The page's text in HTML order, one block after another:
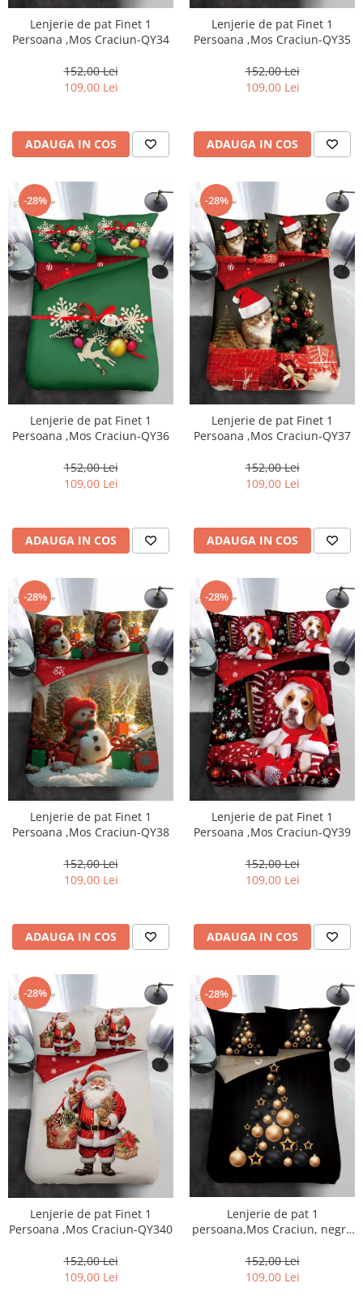
Lenjerie de pat Finet 1
Persoana ,Mos Craciun-QY34
152,00 Lei
109,00 Lei
ADAUGA IN COS
Lenjerie de pat Finet 1
Persoana ,Mos Craciun-QY35
152,00 Lei
109,00 Lei
ADAUGA IN COS
-28%
Lenjerie de pat Finet 1
Persoana ,Mos Craciun-QY36
152,00 Lei
109,00 Lei
ADAUGA IN COS
-28%
Lenjerie de pat Finet 1
Persoana ,Mos Craciun-QY37
152,00 Lei
109,00 Lei
ADAUGA IN COS
-28%
Lenjerie de pat Finet 1
Persoana ,Mos Craciun-QY38
152,00 Lei
109,00 Lei
ADAUGA IN COS
-28%
Lenjerie de pat Finet 1
Persoana ,Mos Craciun-QY39
152,00 Lei
109,00 Lei
ADAUGA IN COS
-28%
Lenjerie de pat Finet 1
Persoana ,Mos Craciun-QY340
152,00 Lei
109,00 Lei
-28%
Lenjerie de pat 1
persoana,Mos Craciun, negru
QY41
152,00 Lei
109,00 Lei